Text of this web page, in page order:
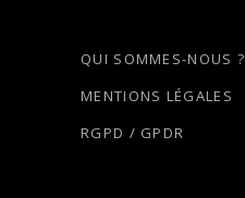
QUI SOMMES-NOUS ?
MENTIONS LÉGALES
RGPD / GPDR